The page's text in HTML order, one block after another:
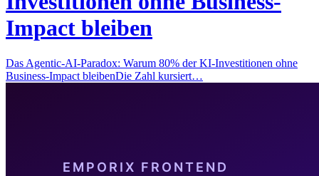
Impact bleiben
Das Agentic-AI-Paradox: Warum 80% der KI-Investitionen ohne
Business-Impact bleibenDie Zahl kursiert…